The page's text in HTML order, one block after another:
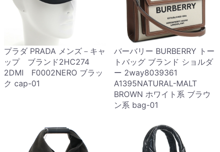
プラダ PRADA メンズ－キャ
ップ ブランド2HC274
2DMI F0002NERO ブラッ
ク cap-01
バーバリー BURBERRY トー
トバッグ ブランド ショルダ
ー 2way8039361
A1395NATURAL-MALT
BROWN ホワイト系 ブラウ
ン系 bag-01